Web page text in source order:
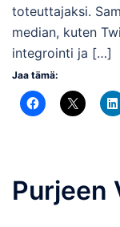
toteuttajaksi.
median, kuten
integrointi ja […]
Jaa tämä:
Purjeen